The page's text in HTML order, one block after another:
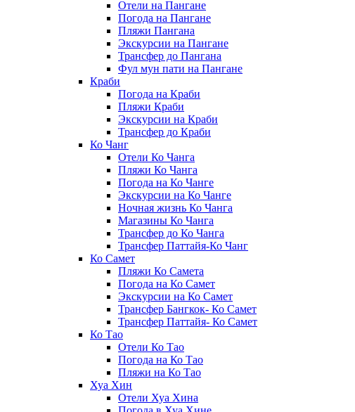
Отели на Пангане
Погода на Пангане
Пляжи Пангана
Экскурсии на Пангане
Трансфер до Пангана
Фул мун пати на Пангане
Краби
Погода на Краби
Пляжи Краби
Экскурсии на Краби
Трансфер до Краби
Ко Чанг
Отели Ко Чанга
Пляжи Ко Чанга
Погода на Ко Чанге
Экскурсии на Ко Чанге
Ночная жизнь Ко Чанга
Магазины Ко Чанга
Трансфер до Ко Чанга
Трансфер Паттайя-Ко Чанг
Ко Самет
Пляжи Ко Самета
Погода на Ко Самет
Экскурсии на Ко Самет
Трансфер Бангкок- Ко Самет
Трансфер Паттайя- Ко Самет
Ко Тао
Отели Ко Тао
Погода на Ко Тао
Пляжи на Ко Тао
Хуа Хин
Отели Хуа Хина